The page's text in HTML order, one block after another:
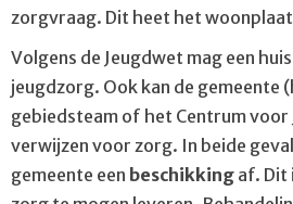
zorgvraag. Dit heet het
Volgens de Jeugdwet mag een
jeugdzorg. Ook kan de gemeente
gebiedsteam of het Centrum voor
verwijzen voor zorg. In beide
gemeente een beschikking af. Dit